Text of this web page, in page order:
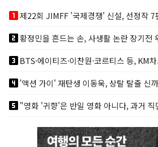
looks_one제22회 JIMFF '국제경쟁' 신설, 선정작 7
looks_two
looks_3BTS·에이티즈·이찬원·코르티스 등, KM
looks_4
looks_5"영화 '귀향'은 반일 영화 아니다, 과거